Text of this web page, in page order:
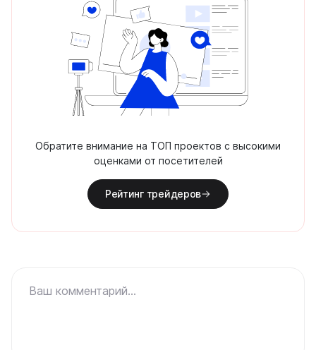
Обратите внимание на ТОП проектов с высокими
оценками от посетителей
Рейтинг трейдеров
Ваш комментарий...